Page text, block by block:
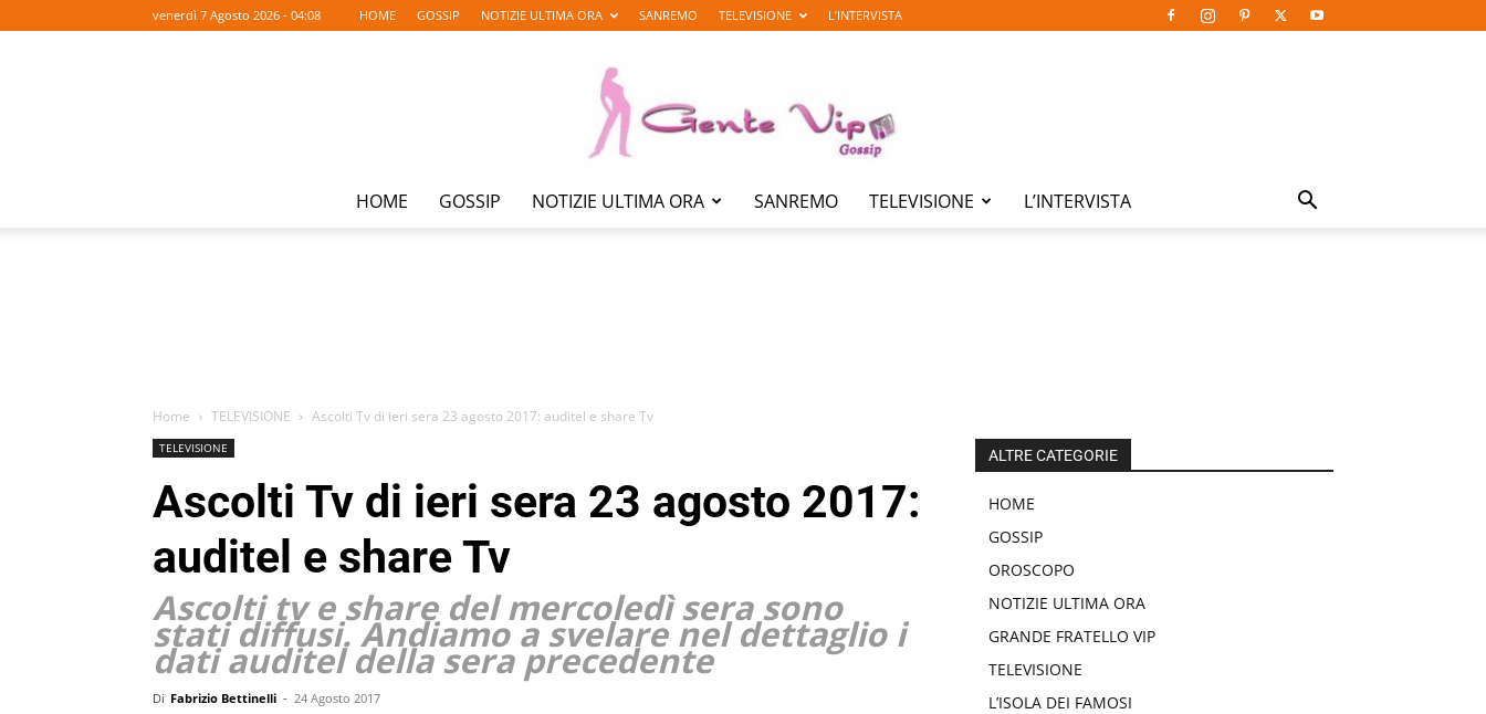
venerdì 7 Agosto 2026 - 04:08 HOME GOSSIP NOTIZIE ULTIMA ORA SANREMO TELEVISIONE L’INTERVISTA
HOME GOSSIP NOTIZIE ULTIMA ORA SANREMO TELEVISIONE L’INTERVISTA
Home TELEVISIONE Ascolti Tv di ieri sera 23 agosto 2017: auditel e share Tv
TELEVISIONE
Ascolti Tv di ieri sera 23 agosto 2017:
auditel e share Tv
Ascolti tv e share del mercoledì sera sono
stati diffusi. Andiamo a svelare nel dettaglio i
dati auditel della sera precedente
Di Fabrizio Bettinelli - 24 Agosto 2017
ALTRE CATEGORIE
HOME
GOSSIP
OROSCOPO
NOTIZIE ULTIMA ORA
GRANDE FRATELLO VIP
TELEVISIONE
L’ISOLA DEI FAMOSI